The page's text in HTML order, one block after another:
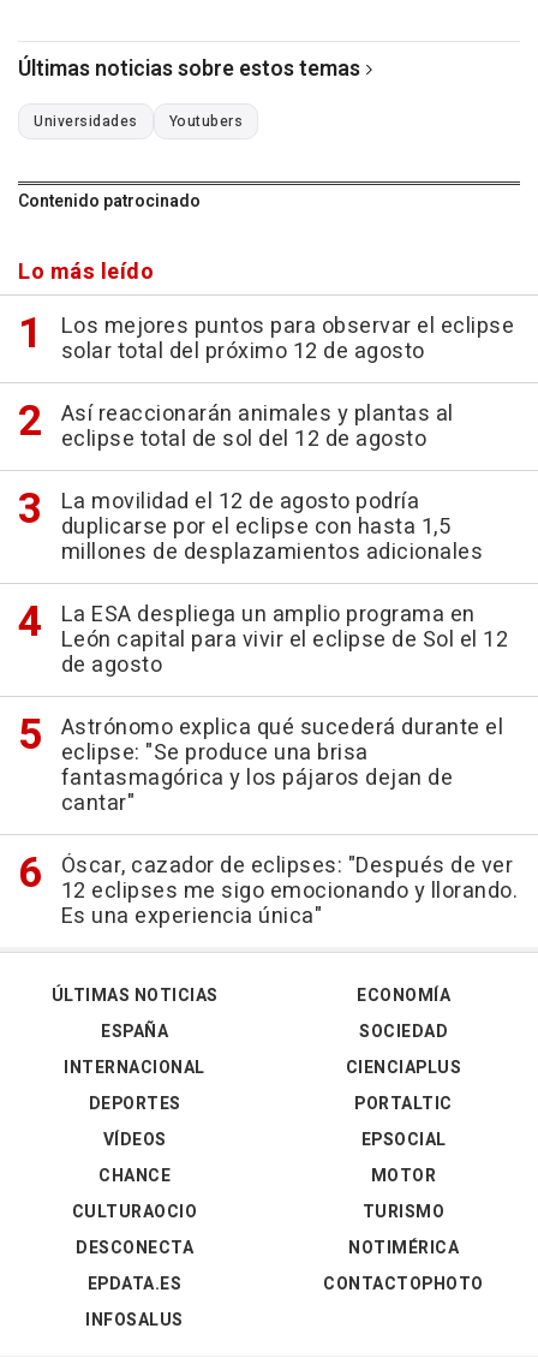
Últimas noticias sobre estos temas
Universidades Youtubers
Contenido patrocinado
Lo más leído
Los mejores puntos para observar el eclipse
solar total del próximo 12 de agosto
Así reaccionarán animales y plantas al
eclipse total de sol del 12 de agosto
La movilidad el 12 de agosto podría
duplicarse por el eclipse con hasta 1,5
millones de desplazamientos adicionales
La ESA despliega un amplio programa en
León capital para vivir el eclipse de Sol el 12
de agosto
Astrónomo explica qué sucederá durante el
eclipse: "Se produce una brisa
fantasmagórica y los pájaros dejan de
cantar"
Óscar, cazador de eclipses: "Después de ver
12 eclipses me sigo emocionando y llorando.
Es una experiencia única"
ÚLTIMAS NOTICIAS
ESPAÑA
INTERNACIONAL
DEPORTES
VÍDEOS
ECONOMÍA
SOCIEDAD
CIENCIAPLUS
PORTALTIC
EPSOCIAL
CHANCE
CULTURAOCIO
DESCONECTA
EPDATA.ES
INFOSALUS
MOTOR
TURISMO
NOTIMÉRICA
CONTACTOPHOTO